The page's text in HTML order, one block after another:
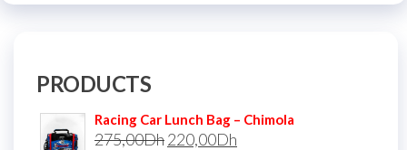
PRODUCTS
Racing Car Lunch Bag – Chimola
275,00Dh220,00Dh